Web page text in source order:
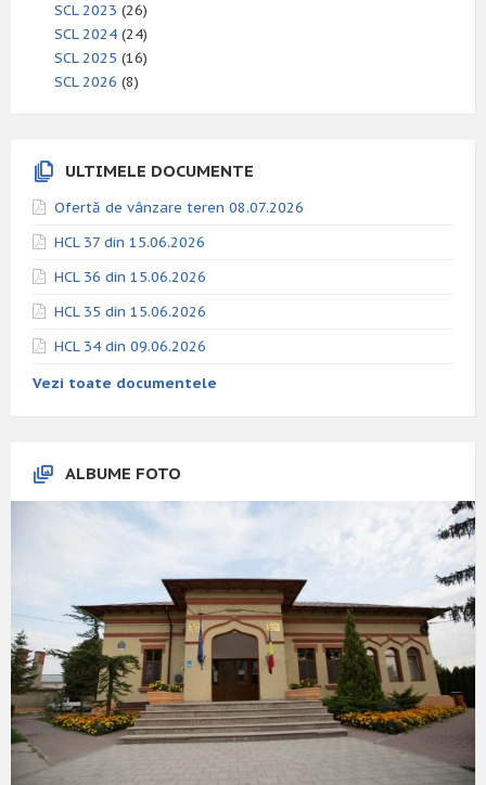
SCL 2023 (26)
SCL 2024 (24)
SCL 2025 (16)
SCL 2026 (8)
ULTIMELE DOCUMENTE
Ofertă de vânzare teren 08.07.2026
HCL 37 din 15.06.2026
HCL 36 din 15.06.2026
HCL 35 din 15.06.2026
HCL 34 din 09.06.2026
Vezi toate documentele
ALBUME FOTO